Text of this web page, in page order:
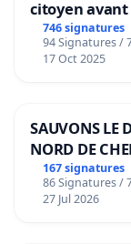
citoyen
de notre
746 signatures
94 Signatures /
17 Oct 2025
SAUVONS LE
NORD DE
167 signatures
86 Signatures /
27 Jul 2026